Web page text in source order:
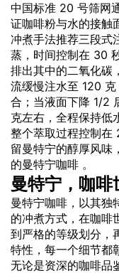
中国标准 20 号筛网
证咖啡粉与水的接触
冲煮手法推荐三段式
蒸，时间控制在 30
排出其中的二氧化碳
流缓慢注水至 120
合；当液面下降 1/2
克左右，全程保持低
整个萃取过程控制在
留曼特宁的醇厚风味
的曼特宁咖啡 。
曼特宁，咖
曼特宁咖啡，以其独
的冲煮方式，在咖啡
到严格的等级划分，
特性，每一个细节都
无论是资深的咖啡品